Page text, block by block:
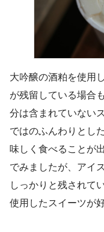
大吟醸の酒粕を使用
が残留している場合
分は含まれていない
ではのふんわりとし
味しく食べることが
でみましたが、アイ
しっかりと残されて
使用したスイーツが